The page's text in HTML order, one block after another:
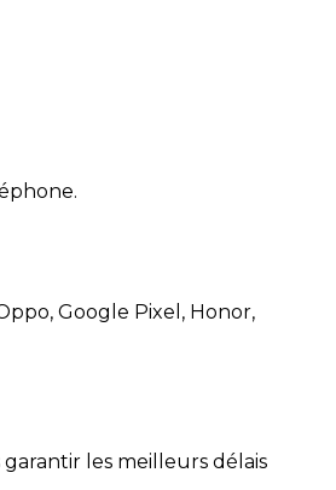
Google Pixel, Honor,
les meilleurs délais